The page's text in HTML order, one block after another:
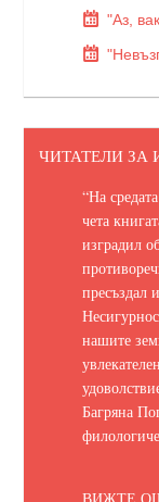
"Аз,
ЧИТАТЕЛИ ЗА
“На
чета
изградил
пресъздал
нашите
Багряна